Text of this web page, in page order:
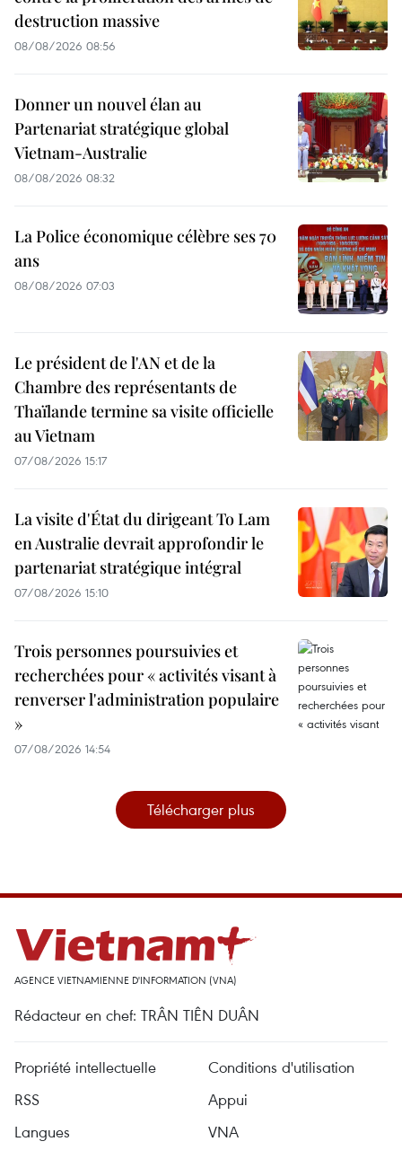
destruction massive
08/08/2026 08:56
Donner un nouvel élan au
Partenariat stratégique global
Vietnam-Australie
08/08/2026 08:32
La Police économique célèbre ses 70
ans
08/08/2026 07:03
Le président de l'AN et de la
Chambre des représentants de
Thaïlande termine sa visite officielle
au Vietnam
07/08/2026 15:17
La visite d'État du dirigeant To Lam
en Australie devrait approfondir le
partenariat stratégique intégral
07/08/2026 15:10
Trois personnes poursuivies et
recherchées pour « activités visant à
renverser l'administration populaire
»
07/08/2026 14:54
Télécharger plus
AGENCE VIETNAMIENNE D'INFORMATION (VNA)
Rédacteur en chef: TRÂN TIÊN DUÂN
Propriété intellectuelle
Conditions d'utilisation
RSS
Appui
Langues
VNA